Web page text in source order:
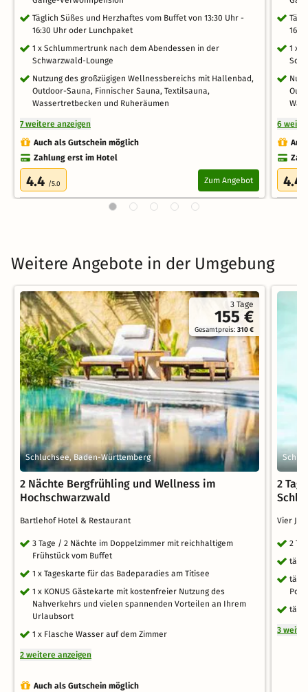
Täglich Süßes und Herzhaftes vom Buffet von 13:30 Uhr -
16:30 Uhr oder Lunchpaket
1 x Schlummertrunk nach dem Abendessen in der
Schwarzwald-Lounge
Nutzung des großzügigen Wellnessbereichs mit Hallenbad,
Outdoor-Sauna, Finnischer Sauna, Textilsauna,
Wassertretbecken und Ruheräumen
7 weitere anzeigen
Auch als Gutschein möglich
Zahlung erst im Hotel
4.4 /5.0 Zum Angebot
1 x
6
4.4
Weitere Angebote in der Umgebung
3 Tage
155 €
Gesamtpreis:310 €
Schluchsee, Baden-Württemberg
2 Nächte Bergfrühling und Wellness im
Hochschwarzwald
Bartlehof Hotel & Restaurant
3 Tage / 2 Nächte im Doppelzimmer mit reichhaltigem
Frühstück vom Buffet
1 x Tageskarte für das Badeparadies am Titisee
1 x KONUS Gästekarte mit kostenfreier Nutzung des
Nahverkehrs und vielen spannenden Vorteilen an Ihrem
Urlaubsort
1 x Flasche Wasser auf dem Zimmer
2 weitere anzeigen
Auch als Gutschein möglich
2
Vier
2
3